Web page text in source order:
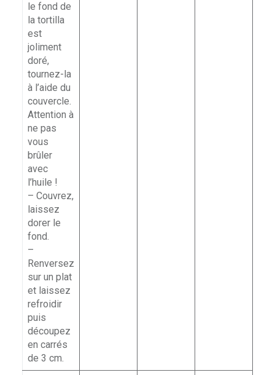
le fond de
la tortilla
est
joliment
doré,
tournez-la
à l’aide du
couvercle.
Attention à
ne pas
vous
brûler
avec
l’huile !
– Couvrez,
laissez
dorer le
fond.
–
Renversez
sur un plat
et laissez
refroidir
puis
découpez
en carrés
de 3 cm.